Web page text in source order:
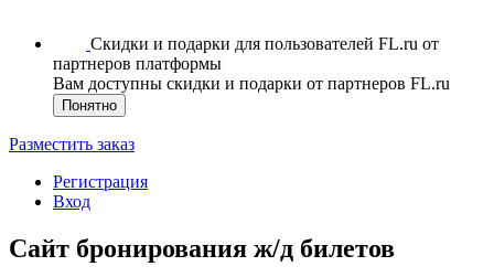
Скидки и подарки для пользователей FL.ru от
партнеров платформы
Вам доступны скидки и подарки от партнеров FL.ru
Понятно
Разместить заказ
Регистрация
Вход
Сайт бронирования ж/д билетов